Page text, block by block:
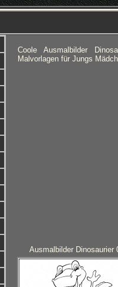
Coole Ausmalbilder
Malvorlagen für Jungs
Ausmalbilder Dinosaurier